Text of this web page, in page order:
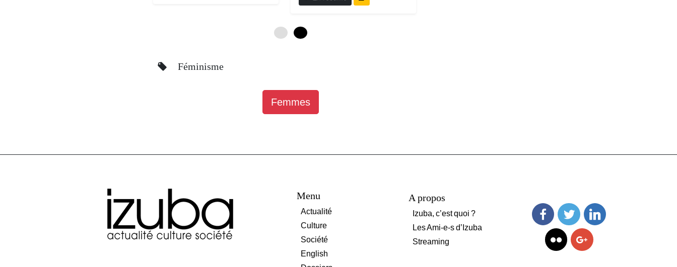
Féminisme
Femmes
Menu
Actualité
Culture
Société
English
A propos
Izuba, c’est quoi ?
Les Ami-e-s d’Izuba
Streaming
FacebookTwitter